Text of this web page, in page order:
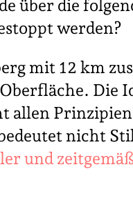
über die
werden?
mit 12 km
Die
allen
nicht
und